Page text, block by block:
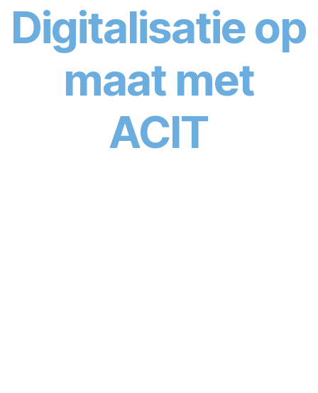
Digitalisatie op
maat met
ACIT